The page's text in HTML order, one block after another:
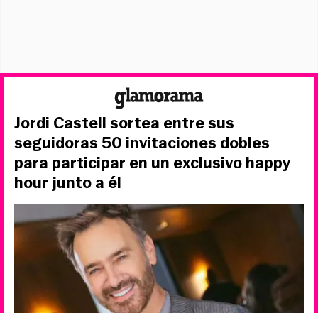
Jordi Castell sortea entre sus
seguidoras 50 invitaciones dobles
para participar en un exclusivo happy
hour junto a él